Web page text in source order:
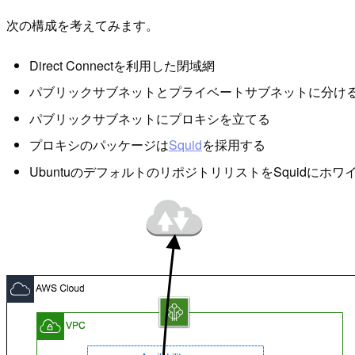
次の構成を考えてみます。
Direct Connectを利用した閉域網
パブリックサブネットとプライベートサブネットに分け
パブリックサブネットにプロキシを立てる
プロキシのパッケージはSquidを採用する
UbuntuのデフォルトのリポジトリリストをSquidにホワ